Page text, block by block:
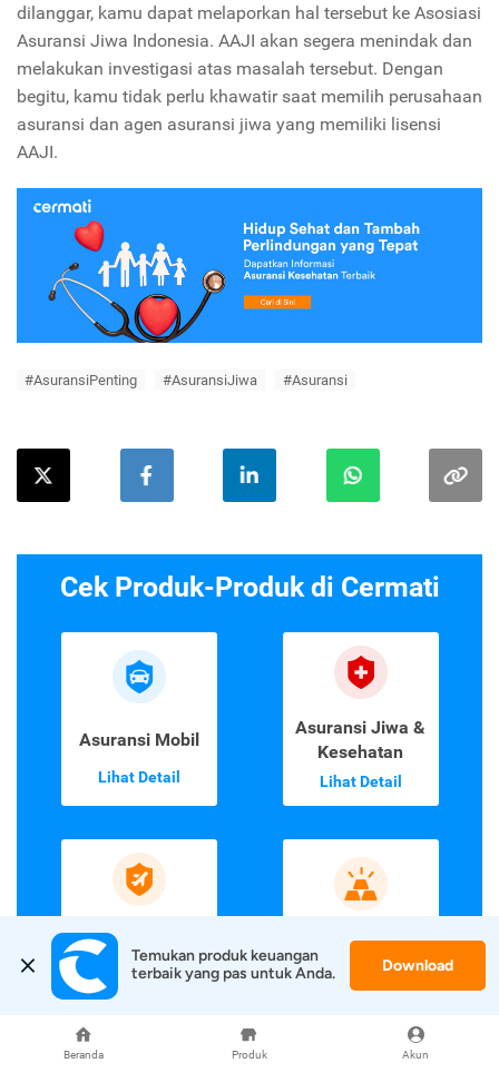
Beranda Produk Akun
dilanggar, kamu dapat melaporkan hal tersebut ke Asosiasi
Asuransi Jiwa Indonesia. AAJI akan segera menindak dan
melakukan investigasi atas masalah tersebut. Dengan
begitu, kamu tidak perlu khawatir saat memilih perusahaan
asuransi dan agen asuransi jiwa yang memiliki lisensi
AAJI.
#AsuransiPenting #AsuransiJiwa #Asuransi
Cek Produk-Produk di Cermati
Asuransi Mobil
Lihat Detail
Asuransi Jiwa &
Kesehatan
Lihat Detail
Asuransi
Perjalanan
Lihat Detail
Emas Digital
Lihat Detail
Temukan produk keuangan
terbaik yang pas untuk Anda.
Download